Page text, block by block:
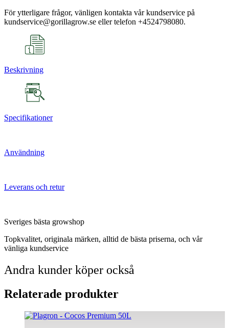
För ytterligare frågor, vänligen kontakta vår kundservice på
kundservice@gorillagrow.se eller telefon +4524798080.
Beskrivning
Specifikationer
Användning
Leverans och retur
Sveriges bästa growshop
Topkvalitet, originala märken, alltid de bästa priserna, och vår
vänliga kundservice
Andra kunder köper också
Relaterade produkter